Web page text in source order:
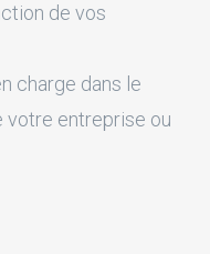
de vos
charge dans le
votre entreprise ou